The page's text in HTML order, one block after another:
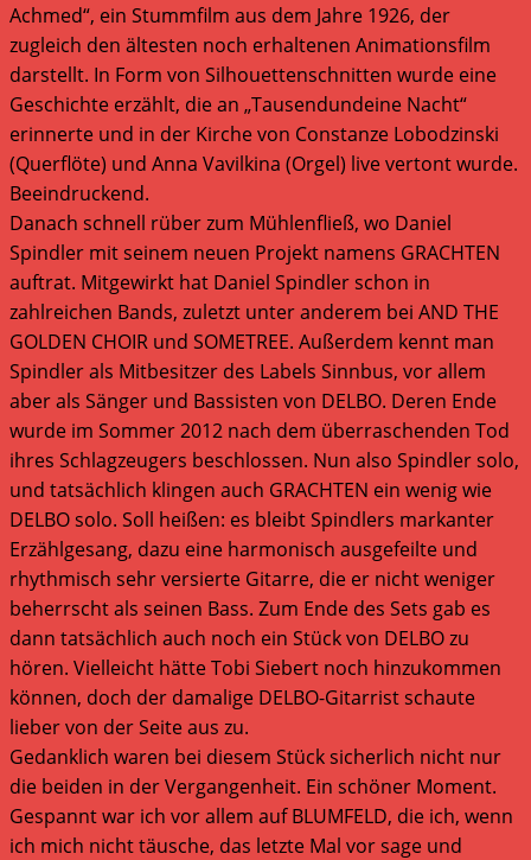
Achmed“, ein Stummfilm aus dem Jahre 1926, der
zugleich den ältesten noch erhaltenen Animationsfilm
darstellt. In Form von Silhouettenschnitten wurde eine
Geschichte erzählt, die an „Tausendundeine Nacht“
erinnerte und in der Kirche von Constanze Lobodzinski
(Querflöte) und Anna Vavilkina (Orgel) live vertont wurde.
Beeindruckend.
Danach schnell rüber zum Mühlenfließ, wo Daniel
Spindler mit seinem neuen Projekt namens GRACHTEN
auftrat. Mitgewirkt hat Daniel Spindler schon in
zahlreichen Bands, zuletzt unter anderem bei AND THE
GOLDEN CHOIR und SOMETREE. Außerdem kennt man
Spindler als Mitbesitzer des Labels Sinnbus, vor allem
aber als Sänger und Bassisten von DELBO. Deren Ende
wurde im Sommer 2012 nach dem überraschenden Tod
ihres Schlagzeugers beschlossen. Nun also Spindler solo,
und tatsächlich klingen auch GRACHTEN ein wenig wie
DELBO solo. Soll heißen: es bleibt Spindlers markanter
Erzählgesang, dazu eine harmonisch ausgefeilte und
rhythmisch sehr versierte Gitarre, die er nicht weniger
beherrscht als seinen Bass. Zum Ende des Sets gab es
dann tatsächlich auch noch ein Stück von DELBO zu
hören. Vielleicht hätte Tobi Siebert noch hinzukommen
können, doch der damalige DELBO-Gitarrist schaute
lieber von der Seite aus zu.
Gedanklich waren bei diesem Stück sicherlich nicht nur
die beiden in der Vergangenheit. Ein schöner Moment.
Gespannt war ich vor allem auf BLUMFELD, die ich, wenn
ich mich nicht täusche, das letzte Mal vor sage und